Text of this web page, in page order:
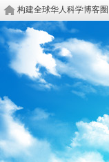
构建全球华人科学博客圈